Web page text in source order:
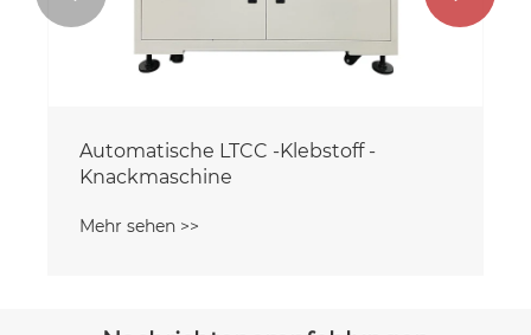
Automatische LTCC -Klebstoff -
Knackmaschine
Mehr sehen >>